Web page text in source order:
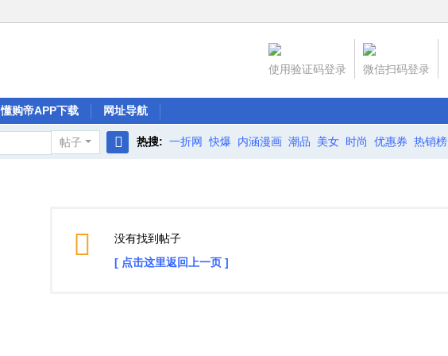
微信扫码登录
使用验证码登录
懂购帝APP下载 网址导航
帖子 热搜: 一折网 快爆 内涵漫画 潮品 美女 时尚 优惠券 热销榜
没有找到帖子
[ 点击这里返回上一页 ]